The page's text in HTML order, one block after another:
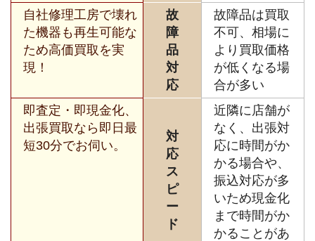
自社修理工房で壊れ
た機器も再生可能な
ため高価買取を実
現！
故
障
品
対
応
故障品は買取
不可、相場に
より買取価格
が低くなる場
合が多い
即査定・即現金化、
出張買取なら即日最
短30分でお伺い。
対
応
ス
ピ
ー
ド
近隣に店舗が
なく、出張対
応に時間がか
かる場合や、
振込対応が多
いため現金化
まで時間がか
かることがあ